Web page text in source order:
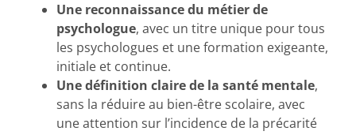
Une reconnaissance du métier de
psychologue, avec un titre unique pour tous
les psychologues et une formation exigeante,
initiale et continue.
Une définition claire de la santé mentale,
sans la réduire au bien-être scolaire, avec
une attention sur l’incidence de la précarité